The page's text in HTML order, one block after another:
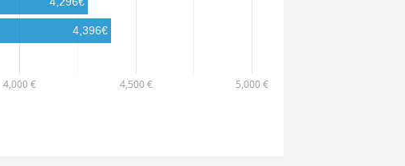
4,000 € 4,500 € 5,000 €
4,396€